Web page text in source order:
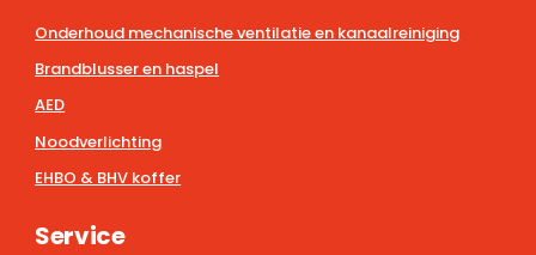
Onderhoud mechanische ventilatie en kanaalreiniging
Brandblusser en haspel
AED
Noodverlichting
EHBO & BHV koffer
Service